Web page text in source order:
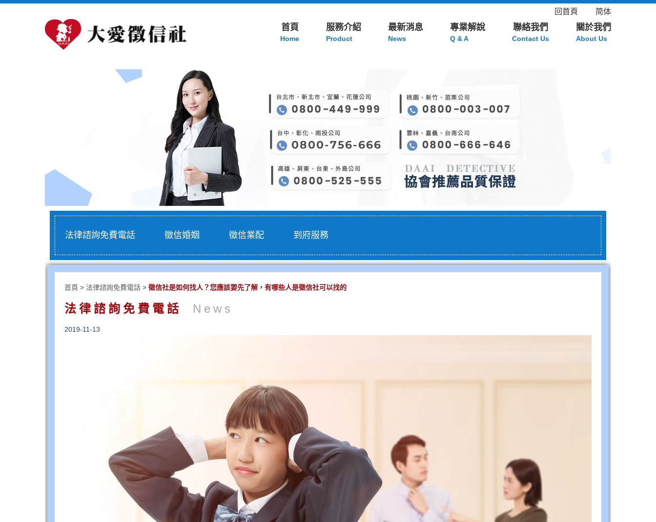
回首頁 简体
首頁
Home
服務介紹
Product
最新消息
News
專業解說
Q & A
聯絡我們
Contact Us
關於我們
About Us
法律諮詢免費電話 徵信婚姻 徵信業配 到府服務
首頁 > 法律諮詢免費電話 > 徵信社是如何找人？您應該要先了解，有哪些人是徵信社可以找的
法律諮詢免費電話 News
2019-11-13